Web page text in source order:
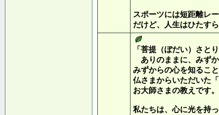
スポーツには短距離レ
だけど、人生はひたす
「菩提（ぼだい）さと
ありのままに、みず
みずからの心を知るこ
仏さまからいただいた
お大師さまの教えです。
私たちは、心に光を持